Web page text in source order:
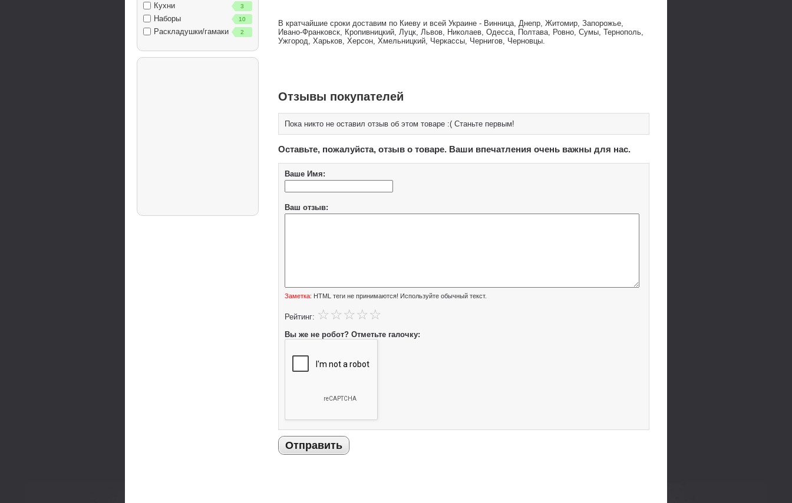
Кухни 3
Наборы 10
Раскладушки/гамаки 2
В кратчайшие сроки доставим по Киеву и всей Украине - Винница, Днепр, Житомир, Запорожье,
Ивано-Франковск, Кропивницкий, Луцк, Львов, Николаев, Одесса, Полтава, Ровно, Сумы, Тернополь,
Ужгород, Харьков, Херсон, Хмельницкий, Черкассы, Чернигов, Черновцы.
Отзывы покупателей
Пока никто не оставил отзыв об этом товаре :( Станьте первым!
Оставьте, пожалуйста, отзыв о товаре. Ваши впечатления очень важны для нас.
Ваше Имя:
Ваш отзыв:
Заметка: HTML теги не принимаются! Используйте обычный текст.
Рейтинг:
Вы же не робот? Отметьте галочку:
Отправить